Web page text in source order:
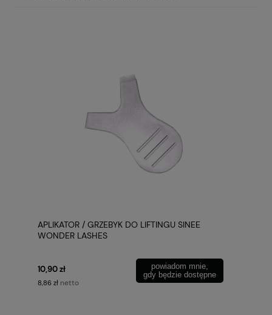
APLIKATOR / GRZEBYK DO LIFTINGU SINEE
WONDER LASHES
10,90 zł
8,86 zł netto
powiadom mnie,
gdy będzie dostępne